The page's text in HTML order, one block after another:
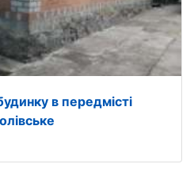
в передмісті